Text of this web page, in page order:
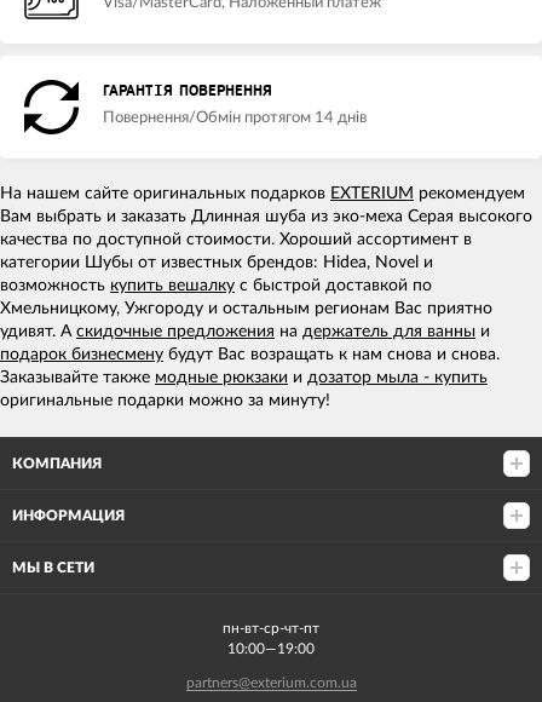
Visa/MasterCard, Наложенный платеж
ГАРАНТІЯ ПОВЕРНЕННЯ
Повернення/Обмін протягом 14 днів
На нашем сайте оригинальных подарков EXTERIUM рекомендуем
Вам выбрать и заказать Длинная шуба из эко-меха Серая высокого
качества по доступной стоимости. Хороший ассортимент в
категории Шубы от известных брендов: Hidea, Novel и
возможность купить вешалку с быстрой доставкой по
Хмельницкому, Ужгороду и остальным регионам Вас приятно
удивят. А скидочные предложения на держатель для ванны и
подарок бизнесмену будут Вас возращать к нам снова и снова.
Заказывайте также модные рюкзаки и дозатор мыла - купить
оригинальные подарки можно за минуту!
КОМПАНИЯ
ИНФОРМАЦИЯ
МЫ В СЕТИ
пн-вт-ср-чт-пт
10:00—19:00
partners@exterium.com.ua